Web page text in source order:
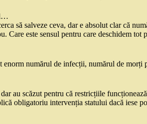
să salveze ceva, dar e absolut clar că
Care este sensul pentru care deschidem tot
numărul de infecții, numărul de morți
au scăzut pentru că restricțiile
obligatoriu intervenția statului dacă iese